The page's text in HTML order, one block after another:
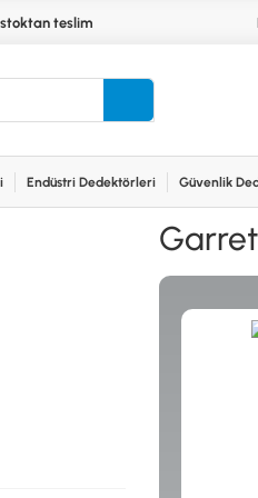
Teknik Servis
SU
teslim
Endüstri Dedektörleri Güvenlik